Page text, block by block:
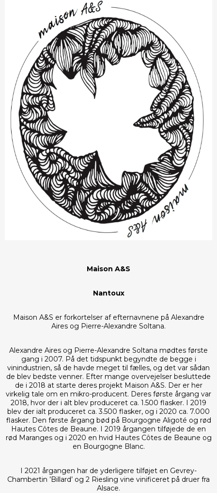
Maison A&S
Nantoux
Maison A&S er forkortelser af efternavnene på Alexandre
Aires og Pierre-Alexandre Soltana.
Alexandre Aires og Pierre-Alexandre Soltana mødtes første
gang i 2007. På det tidspunkt begyndte de begge i
vinindustrien, så de havde meget til fælles, og det var sådan
de blev bedste venner. Efter mange overvejelser besluttede
de i 2018 at starte deres projekt Maison A&S. Der er her
virkelig tale om en mikro-producent. Deres første årgang var
2018, hvor der i alt blev produceret ca. 1.500 flasker. I 2019
blev der ialt produceret ca. 3.500 flasker, og i 2020 ca. 7.000
flasker. Den første årgang bød på Bourgogne Aligoté og rød
Hautes Côtes de Beaune. I 2019 årgangen tilføjede de en
rød Maranges og i 2020 en hvid Hautes Côtes de Beaune og
en Bourgogne Blanc.
I 2021 årgangen har de yderligere tilføjet en Gevrey-
Chambertin ’Billard’ og 2 Riesling vine vinificeret på druer fra
Alsace.